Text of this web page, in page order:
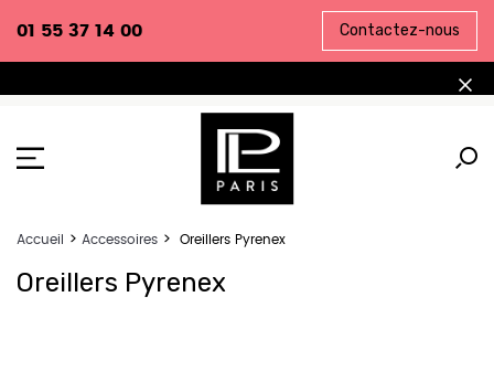
01 55 37 14 00 Contactez-nous
Accueil Accessoires Oreillers Pyrenex
Oreillers Pyrenex